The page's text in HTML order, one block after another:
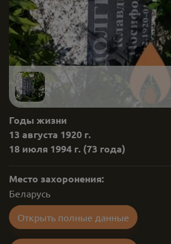
Годы жизни
13 августа 1920 г.
18 июля 1994 г. (73 года)
Место захоронения:
Беларусь
Открыть полные данные